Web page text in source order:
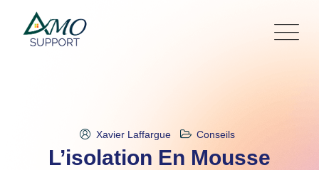
content
Xavier Laffargue Conseils
L’isolation En Mousse